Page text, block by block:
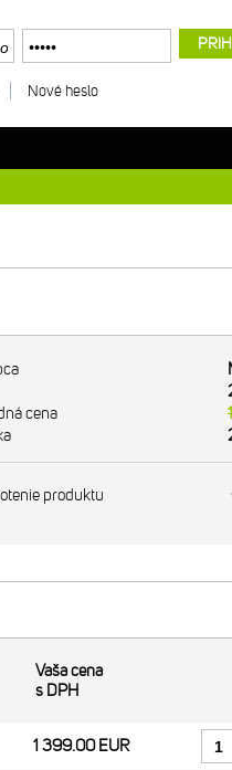
cena
produktu
Vaša cena
s DPH
1 399.00 EUR
Nové heslo